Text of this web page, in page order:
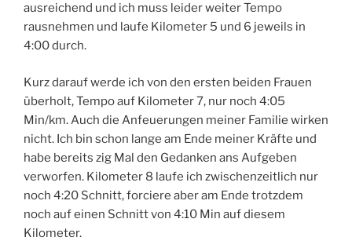
ausreichend und ich muss leider weiter Tempo
rausnehmen und laufe Kilometer 5 und 6 jeweils in
4:00 durch.
Kurz darauf werde ich von den ersten beiden Frauen
überholt, Tempo auf Kilometer 7, nur noch 4:05
Min/km. Auch die Anfeuerungen meiner Familie wirken
nicht. Ich bin schon lange am Ende meiner Kräfte und
habe bereits zig Mal den Gedanken ans Aufgeben
verworfen. Kilometer 8 laufe ich zwischenzeitlich nur
noch 4:20 Schnitt, forciere aber am Ende trotzdem
noch auf einen Schnitt von 4:10 Min auf diesem
Kilometer.